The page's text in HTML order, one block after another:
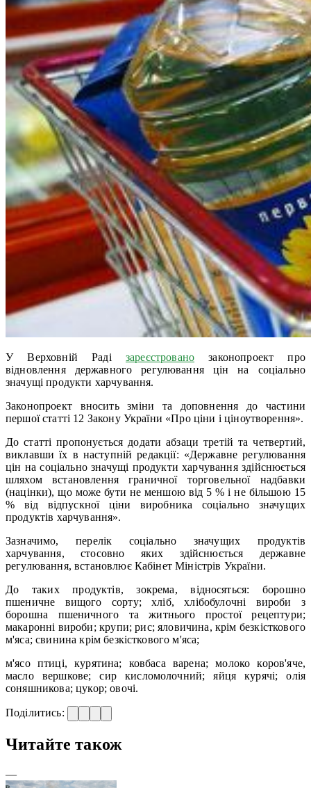
У Верховній Раді зареєстровано законопроект про
відновлення державного регулювання цін на соціально
значущі продукти харчування.
Законопроект вносить зміни та доповнення до частини
першої статті 12 Закону України «Про ціни і ціноутворення».
До статті пропонується додати абзаци третій та четвертий,
виклавши їх в наступній редакції: «Державне регулювання
цін на соціально значущі продукти харчування здійснюється
шляхом встановлення граничної торговельної надбавки
(націнки), що може бути не меншою від 5 % і не більшою 15
% від відпускної ціни виробника соціально значущих
продуктів харчування».
Зазначимо, перелік соціально значущих продуктів
харчування, стосовно яких здійснюється державне
регулювання, встановлює Кабінет Міністрів України.
До таких продуктів, зокрема, відносяться: борошно
пшеничне вищого сорту; хліб, хлібобулочні вироби з
борошна пшеничного та житнього простої рецептури;
макаронні вироби; крупи; рис; яловичина, крім безкісткового
м'яса; свинина крім безкісткового м'яса;
м'ясо птиці, курятина; ковбаса варена; молоко коров'яче,
масло вершкове; сир кисломолочний; яйця курячі; олія
соняшникова; цукор; овочі.
Поділитись:
Читайте також
—